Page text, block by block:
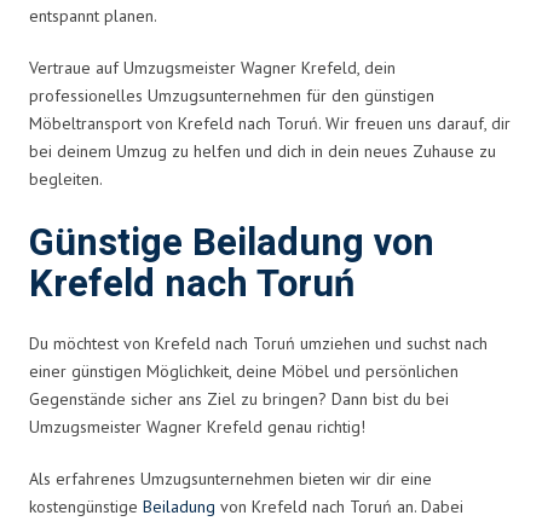
entspannt planen.
Vertraue auf Umzugsmeister Wagner Krefeld, dein
professionelles Umzugsunternehmen für den günstigen
Möbeltransport von Krefeld nach Toruń. Wir freuen uns darauf, dir
bei deinem Umzug zu helfen und dich in dein neues Zuhause zu
begleiten.
Günstige Beiladung von
Krefeld nach Toruń
Du möchtest von Krefeld nach Toruń umziehen und suchst nach
einer günstigen Möglichkeit, deine Möbel und persönlichen
Gegenstände sicher ans Ziel zu bringen? Dann bist du bei
Umzugsmeister Wagner Krefeld genau richtig!
Als erfahrenes Umzugsunternehmen bieten wir dir eine
kostengünstige Beiladung von Krefeld nach Toruń an. Dabei